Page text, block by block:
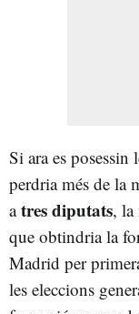
Si ara es posessin
perdria més de la
atres diputats, la
que obtindria la
Madrid per
les eleccions